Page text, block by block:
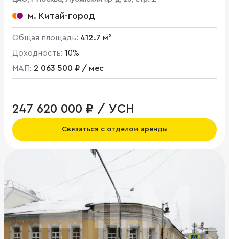
м. Китай-город
Общая площадь: 412.7 м²
Доходность: 10%
МАП: 2 063 500 ₽ / мес
247 620 000 ₽ / УСН
Связаться с отделом аренды